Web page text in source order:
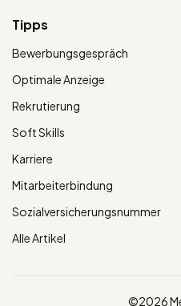
Tipps
Bewerbungsgespräch
Optimale Anzeige
Rekrutierung
Soft Skills
Karriere
Mitarbeiterbindung
Sozialversicherungsnummer
Alle Artikel
©2026